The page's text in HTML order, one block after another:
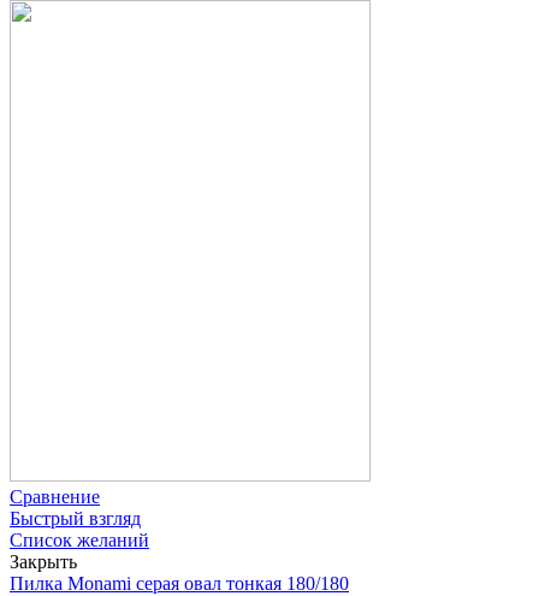
Сравнение
Быстрый взгляд
Список желаний
Закрыть
Пилка Monami серая овал тонкая 180/180